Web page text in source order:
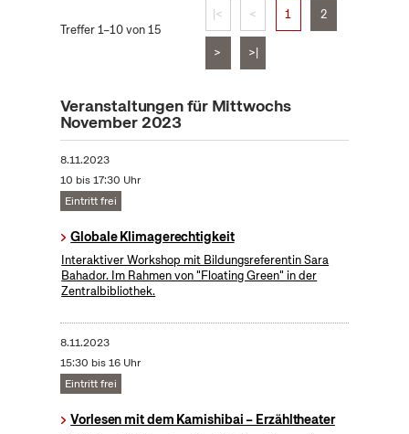
Treffer 1–10 von 15
|< < 1 2
> >|
Veranstaltungen für Mittwochs
November 2023
8.11.2023
10 bis 17:30 Uhr
Eintritt frei
Globale Klimagerechtigkeit
Interaktiver Workshop mit Bildungsreferentin Sara
Bahador. Im Rahmen von "Floating Green" in der
Zentralbibliothek.
8.11.2023
15:30 bis 16 Uhr
Eintritt frei
Vorlesen mit dem Kamishibai – Erzähltheater